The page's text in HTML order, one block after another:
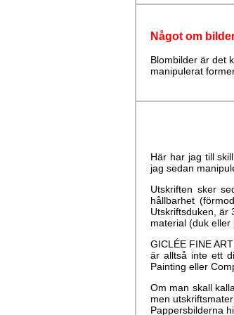
Något om
Blombilder är det
manipulerat
Här har jag till
jag sedan
Utskriften sker
hållbarhet
Utskriftsduken, är
material (duk eller
GICLÉE FINE
är alltså inte ett
Painting eller
Om man skall
men
Pappersbilderna